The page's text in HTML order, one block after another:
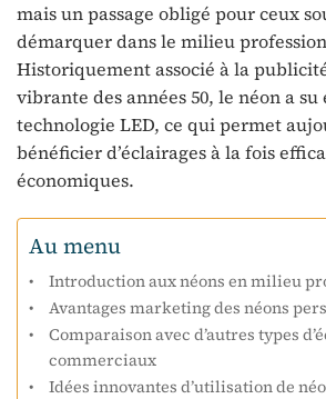
mais un passage obligé pour ceux
démarquer dans le milieu
Historiquement associé à la
vibrante des années 50, le néon a
technologie LED, ce qui permet
bénéficier d’éclairages à la fois
économiques.
Au menu
Introduction aux néons en milieu
Avantages marketing des néons
Comparaison avec d’autres types
commerciaux
Idées innovantes d’utilisation de